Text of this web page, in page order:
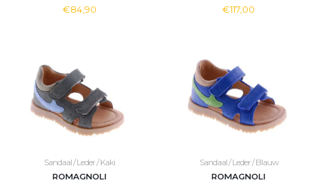
€84,90 €117,00
Sandaal / Leder / Kaki
ROMAGNOLI
Sandaal / Leder / Blauw
ROMAGNOLI